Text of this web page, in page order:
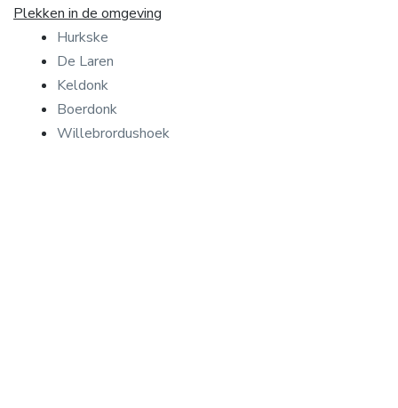
Plekken in de omgeving
Hurkske
De Laren
Keldonk
Boerdonk
Willebrordushoek